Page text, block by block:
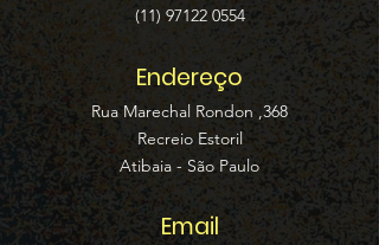
(11) 97122 0554
Endereço
Rua Marechal Rondon ,368
Recreio Estoril
Atibaia - São Paulo
Email